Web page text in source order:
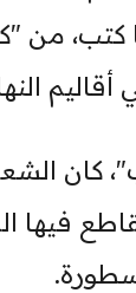
من
كان
فيها